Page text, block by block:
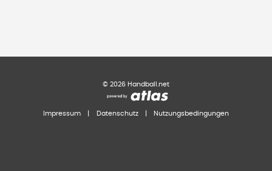
© 2026 Handball.net
Impressum Datenschutz Nutzungsbedingungen